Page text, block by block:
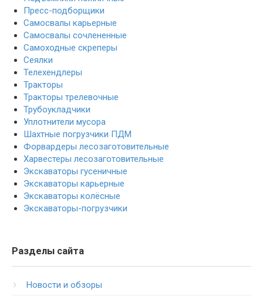
Пресс-подборщики
Самосвалы карьерные
Самосвалы сочлененные
Самоходные скреперы
Сеялки
Телехендлеры
Тракторы
Тракторы трелевочные
Трубоукладчики
Уплотнители мусора
Шахтные погрузчики ПДМ
Форвардеры лесозаготовительные
Харвестеры лесозаготовительные
Экскаваторы гусеничные
Экскаваторы карьерные
Экскаваторы колёсные
Экскаваторы-погрузчики
Разделы сайта
Новости и обзоры